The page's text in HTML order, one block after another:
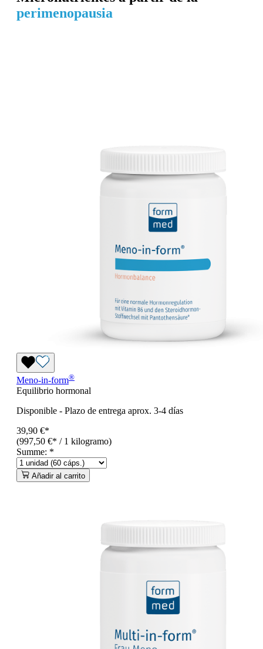
perimenopausia
Meno-in-form®
Equilibrio hormonal
Disponible - Plazo de entrega aprox. 3-4 días
39,90 €*
(997,50 €* / 1 kilogramo)
Summe: *
Añadir al carrito